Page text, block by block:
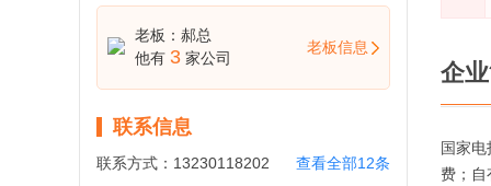
老板：郝总
他有 3 家公司
老板信息
联系信息
联系方式： 13230118202
查看全部12条
企
国家
费；